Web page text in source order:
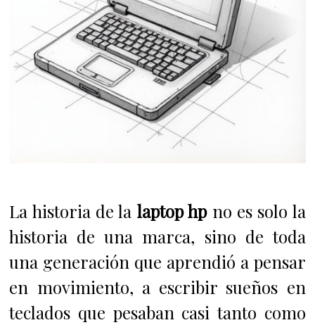
La historia de la laptop hpno es solo la
historia de una marca, sino de toda
una generación que aprendió a pensar
en movimiento, a escribir sueños en
teclados que pesaban casi tanto como